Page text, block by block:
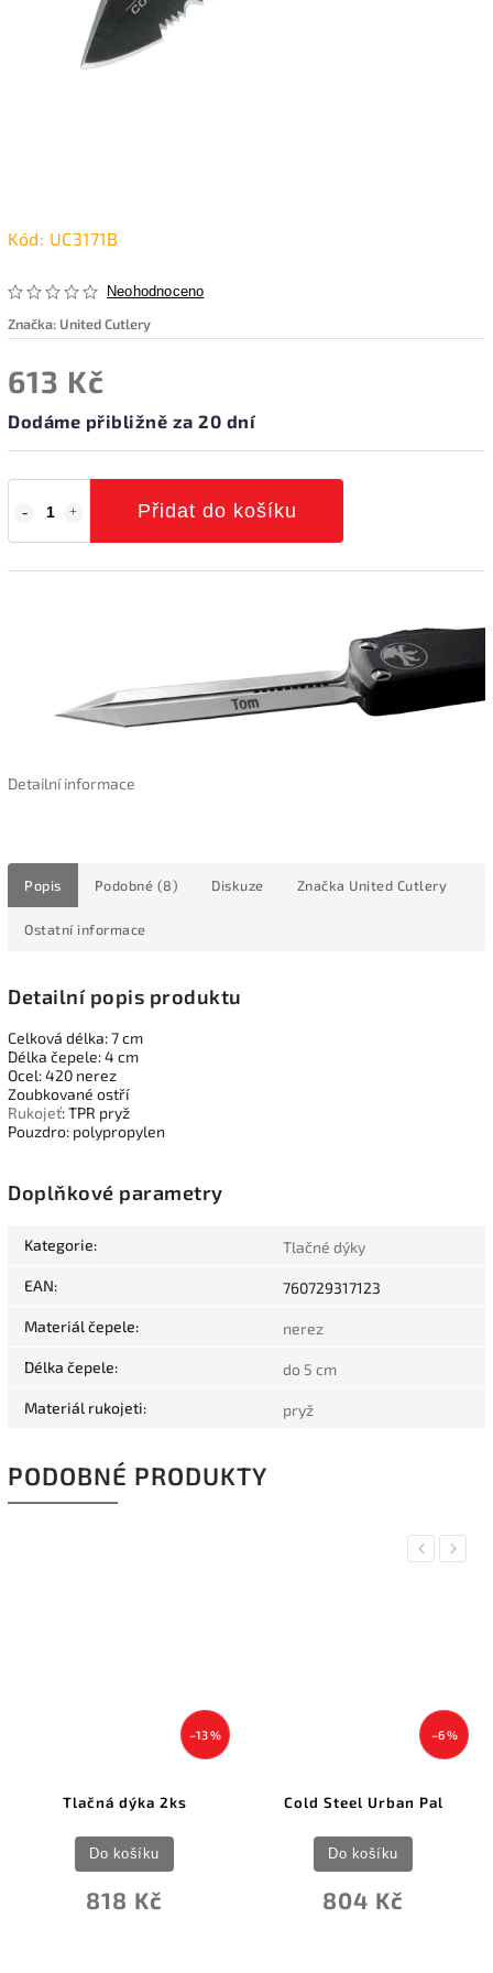
Kód: UC3171B
Neohodnoceno
Značka: United Cutlery
613 Kč
Dodáme přibližně za 20 dní
Přidat do košíku
Detailní informace
Popis Podobné (8) Diskuze Značka United Cutlery
Ostatní informace
Detailní popis produktu
Celková délka: 7 cm
Délka čepele: 4 cm
Ocel: 420 nerez
Zoubkované ostří
Rukojeť: TPR pryž
Pouzdro: polypropylen
Doplňkové parametry
Kategorie: Tlačné dýky
EAN: 760729317123
Materiál čepele: nerez
Délka čepele: do 5 cm
Materiál rukojeti: pryž
PODOBNÉ PRODUKTY
Previous
–13 %
Tlačná dýka 2ks
818 Kč
Do košíku
–6 %
Cold Steel Urban Pal
804 Kč
Do košíku
Next